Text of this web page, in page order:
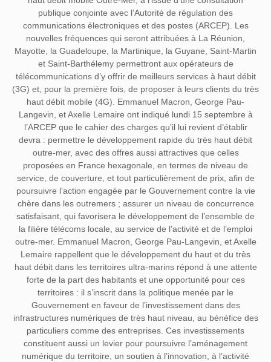
publique conjointe avec l’Autorité de régulation des
communications électroniques et des postes (ARCEP). Les
nouvelles fréquences qui seront attribuées à La Réunion,
Mayotte, la Guadeloupe, la Martinique, la Guyane, Saint-Martin
et Saint-Barthélemy permettront aux opérateurs de
télécommunications d’y offrir de meilleurs services à haut débit
(3G) et, pour la première fois, de proposer à leurs clients du très
haut débit mobile (4G). Emmanuel Macron, George Pau-
Langevin, et Axelle Lemaire ont indiqué lundi 15 septembre à
l’ARCEP que le cahier des charges qu’il lui revient d’établir
devra : permettre le développement rapide du très haut débit
outre-mer, avec des offres aussi attractives que celles
proposées en France hexagonale, en termes de niveau de
service, de couverture, et tout particulièrement de prix, afin de
poursuivre l’action engagée par le Gouvernement contre la vie
chère dans les outremers ; assurer un niveau de concurrence
satisfaisant, qui favorisera le développement de l’ensemble de
la filière télécoms locale, au service de l’activité et de l’emploi
outre-mer. Emmanuel Macron, George Pau-Langevin, et Axelle
Lemaire rappellent que le développement du haut et du très
haut débit dans les territoires ultra-marins répond à une attente
forte de la part des habitants et une opportunité pour ces
territoires : il s’inscrit dans la politique menée par le
Gouvernement en faveur de l’investissement dans des
infrastructures numériques de très haut niveau, au bénéfice des
particuliers comme des entreprises. Ces investissements
constituent aussi un levier pour poursuivre l’aménagement
numérique du territoire, un soutien à l’innovation, à l’activité